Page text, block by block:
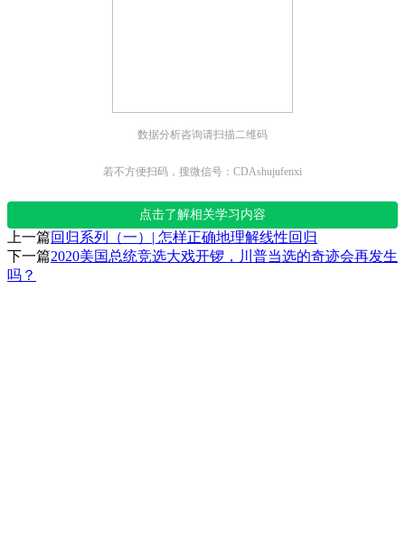
数据分析咨询请扫描二维码
若不方便扫码，搜微信号：CDAshujufenxi
点击了解相关学习内容
上一篇回归系列（一）| 怎样正确地理解线性回归
下一篇2020美国总统竞选大戏开锣，川普当选的奇迹会再发生
吗？